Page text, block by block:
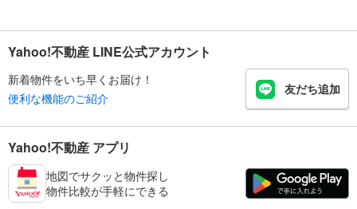
Yahoo!不動産 LINE公式アカウント
新着物件をいち早くお届け！
便利な機能のご紹介
友だち追加
Yahoo!不動産 アプリ
地図でサクッと物件探し
物件比較が手軽にできる